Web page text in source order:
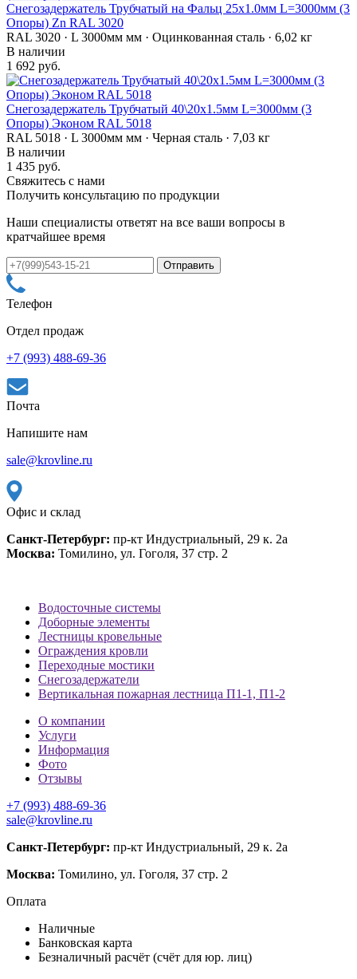
Снегозадержатель Трубчатый на Фальц 25х1.0мм L=3000мм (3
Опоры) Zn RAL 3020
RAL 3020 · L 3000мм мм · Оцинкованная сталь · 6,02 кг
В наличии
1 692 руб.
Снегозадержатель Трубчатый 40\20х1.5мм L=3000мм (3
Опоры) Эконом RAL 5018
RAL 5018 · L 3000мм мм · Черная сталь · 7,03 кг
В наличии
1 435 руб.
Свяжитесь с нами
Получить консультацию по продукции
Наши специалисты ответят на все ваши вопросы в
кратчайшее время
Телефон
Отдел продаж
+7 (993) 488-69-36
Почта
Напишите нам
sale@krovline.ru
Офис и склад
Санкт-Петербург: пр-кт Индустриальный, 29 к. 2а
Москва: Томилино, ул. Гоголя, 37 стр. 2
Водосточные системы
Доборные элементы
Лестницы кровельные
Ограждения кровли
Переходные мостики
Снегозадержатели
Вертикальная пожарная лестница П1-1, П1-2
О компании
Услуги
Информация
Фото
Отзывы
+7 (993) 488-69-36
sale@krovline.ru
Санкт-Петербург: пр-кт Индустриальный, 29 к. 2а
Москва: Томилино, ул. Гоголя, 37 стр. 2
Оплата
Наличные
Банковская карта
Безналичный расчёт (счёт для юр. лиц)